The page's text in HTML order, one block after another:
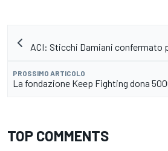
ACI: Sticchi Damiani confermato
PROSSIMO ARTICOLO
La fondazione Keep Fighting dona
TOP COMMENTS